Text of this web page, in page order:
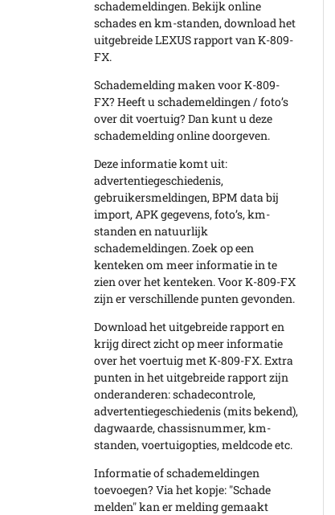
schademeldingen. Bekijk online
schades en km-standen, download het
uitgebreide LEXUS rapport van K-809-
FX.
Schademelding maken voor K-809-
FX? Heeft u schademeldingen / foto’s
over dit voertuig? Dan kunt u deze
schademelding online doorgeven.
Deze informatie komt uit:
advertentiegeschiedenis,
gebruikersmeldingen, BPM data bij
import, APK gegevens, foto’s, km-
standen en natuurlijk
schademeldingen. Zoek op een
kenteken om meer informatie in te
zien over het kenteken. Voor K-809-FX
zijn er verschillende punten gevonden.
Download het uitgebreide rapport en
krijg direct zicht op meer informatie
over het voertuig met K-809-FX. Extra
punten in het uitgebreide rapport zijn
onderanderen: schadecontrole,
advertentiegeschiedenis (mits bekend),
dagwaarde, chassisnummer, km-
standen, voertuigopties, meldcode etc.
Informatie of schademeldingen
toevoegen? Via het kopje: "Schade
melden" kan er melding gemaakt